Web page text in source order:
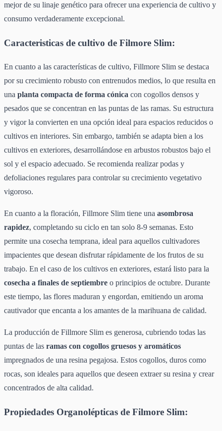
mejor de su linaje genético para ofrecer una experiencia de cultivo y
consumo verdaderamente excepcional.
Caracteristicas de cultivo de Filmore Slim:
En cuanto a las características de cultivo, Fillmore Slim se destaca
por su crecimiento robusto con entrenudos medios, lo que resulta en
una planta compacta de forma cónica con cogollos densos y
pesados que se concentran en las puntas de las ramas. Su estructura
y vigor la convierten en una opción ideal para espacios reducidos o
cultivos en interiores. Sin embargo, también se adapta bien a los
cultivos en exteriores, desarrollándose en arbustos robustos bajo el
sol y el espacio adecuado. Se recomienda realizar podas y
defoliaciones regulares para controlar su crecimiento vegetativo
vigoroso.
En cuanto a la floración, Fillmore Slim tiene una asombrosa
rapidez, completando su ciclo en tan solo 8-9 semanas. Esto
permite una cosecha temprana, ideal para aquellos cultivadores
impacientes que desean disfrutar rápidamente de los frutos de su
trabajo. En el caso de los cultivos en exteriores, estará listo para la
cosecha a finales de septiembre o principios de octubre. Durante
este tiempo, las flores maduran y engordan, emitiendo un aroma
cautivador que encanta a los amantes de la marihuana de calidad.
La producción de Fillmore Slim es generosa, cubriendo todas las
puntas de las ramas con cogollos gruesos y aromáticos
impregnados de una resina pegajosa. Estos cogollos, duros como
rocas, son ideales para aquellos que deseen extraer su resina y crear
concentrados de alta calidad.
Propiedades Organolépticas de Filmore Slim: